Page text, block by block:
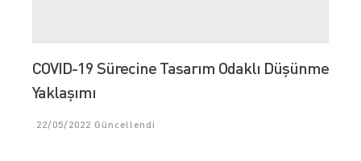
COVID-19 Sürecine Tasarım Odaklı Düşünme
Yaklaşımı
22/05/2022 Güncellendi